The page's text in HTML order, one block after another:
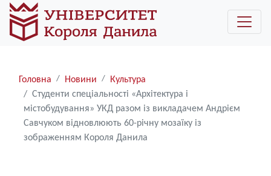
Рядки
навіґації
Головна Новини
Культура
Студенти спеціальності «Архітектура і
містобудування» УКД разом із викладачем Андрієм
Савчуком відновлюють 60-річну мозаїку із
зображенням Короля Данила